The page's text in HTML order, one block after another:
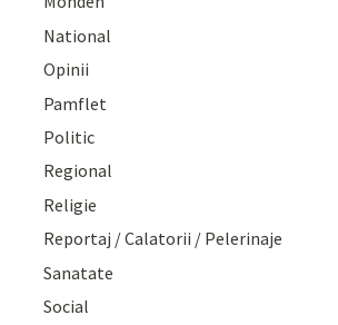
National
Opinii
Pamflet
Politic
Regional
Religie
Reportaj / Calatorii / Pelerinaje
Sanatate
Social